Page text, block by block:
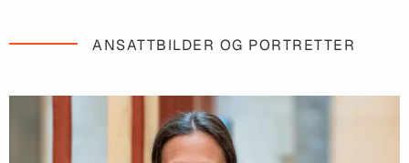
ANSATTBILDER OG PORTRETTER